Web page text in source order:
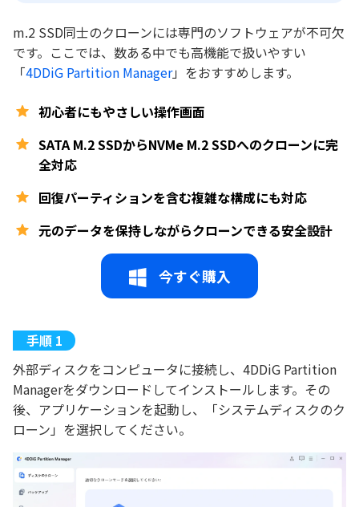
m.2 SSD同士のクローンには専門のソフトウェアが不可欠
です。ここでは、数ある中でも高機能で扱いやすい
「4DDiG Partition Manager」をおすすめします。
初心者にもやさしい操作画面
SATA M.2 SSDからNVMe M.2 SSDへのクローンに完
全対応
回復パーティションを含む複雑な構成にも対応
元のデータを保持しながらクローンできる安全設計
今すぐ購入
外部ディスクをコンピュータに接続し、4DDiG Partition
Managerをダウンロードしてインストールします。その
後、アプリケーションを起動し、「システムディスクのク
ローン」を選択してください。